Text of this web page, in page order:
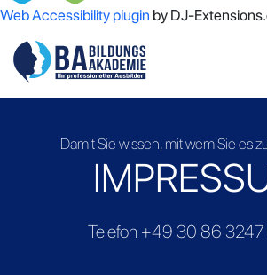
Web Accessibility plugin by DJ-
Damit Sie wissen, mit wem Sie es
Telefon +49 30 86